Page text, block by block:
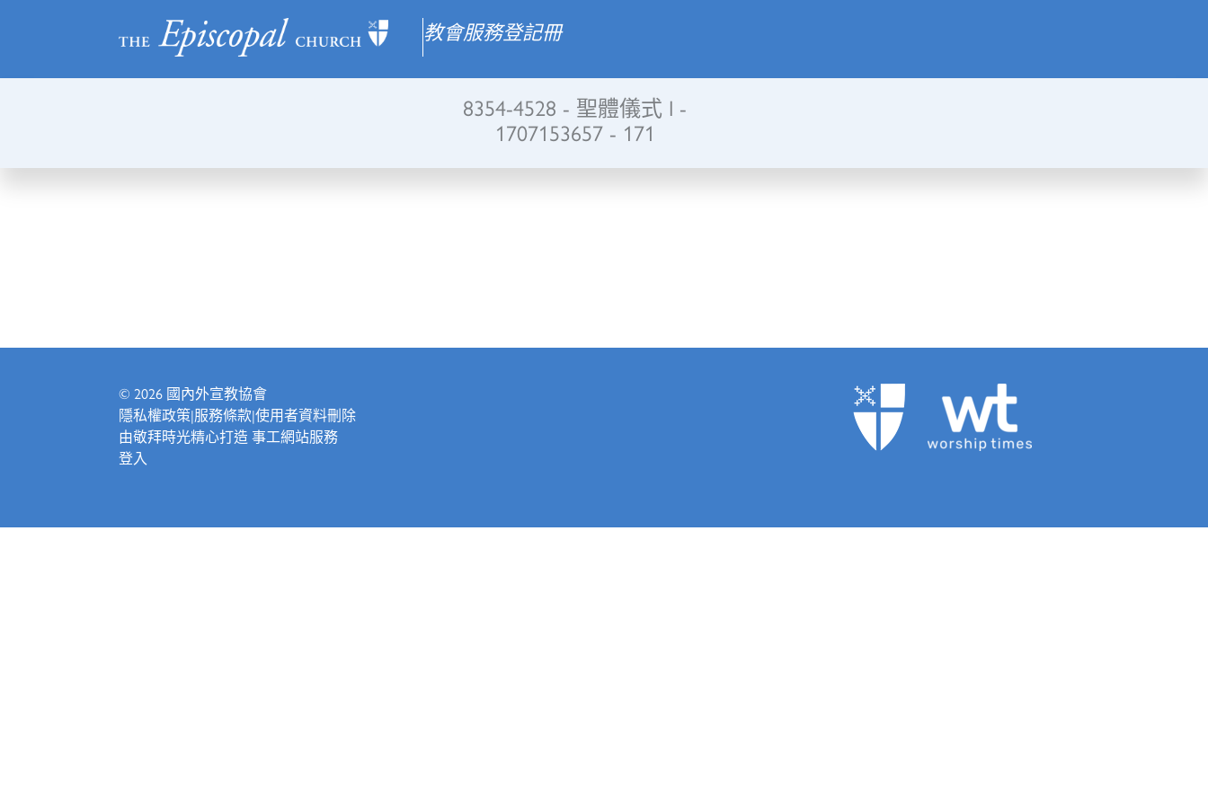
教會服務登記冊
8354-4528 - 聖體儀式 I -
1707153657 - 171
© 2026 國內外宣教協會
隱私權政策|服務條款|使用者資料刪除
由敬拜時光精心打造 事工網站服務
登入